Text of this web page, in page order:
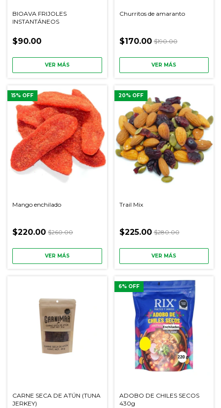
BIOAVA FRIJOLES
INSTANTÁNEOS
$90.00
VER MÁS
Churritos de amaranto
$170.00 $190.00
VER MÁS
15% OFF
Mango enchilado
$220.00 $260.00
VER MÁS
20% OFF
Trail Mix
$225.00 $280.00
VER MÁS
CARNE SECA DE ATÚN (TUNA
JERKEY)
6% OFF
ADOBO DE CHILES SECOS
430g